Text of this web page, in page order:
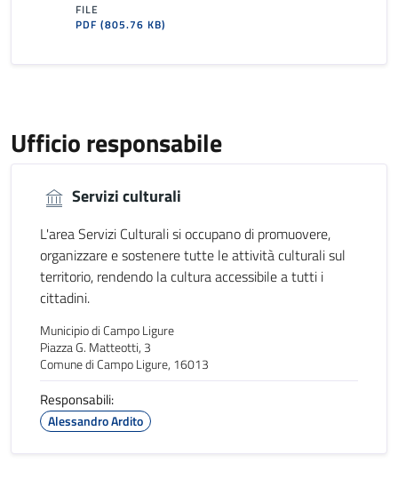
FILE
PDF(805.76 KB)
Ufficio responsabile
Servizi culturali
L'area Servizi Culturali si occupano di promuovere,
organizzare e sostenere tutte le attività culturali sul
territorio, rendendo la cultura accessibile a tutti i
cittadini.
Municipio di Campo Ligure
Piazza G. Matteotti, 3
Comune di Campo Ligure, 16013
Responsabili:
Alessandro Ardito